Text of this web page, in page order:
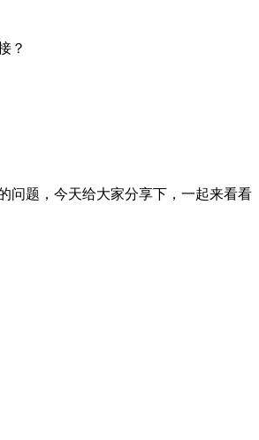
？
问题，今天给大家分享下，一起来看看